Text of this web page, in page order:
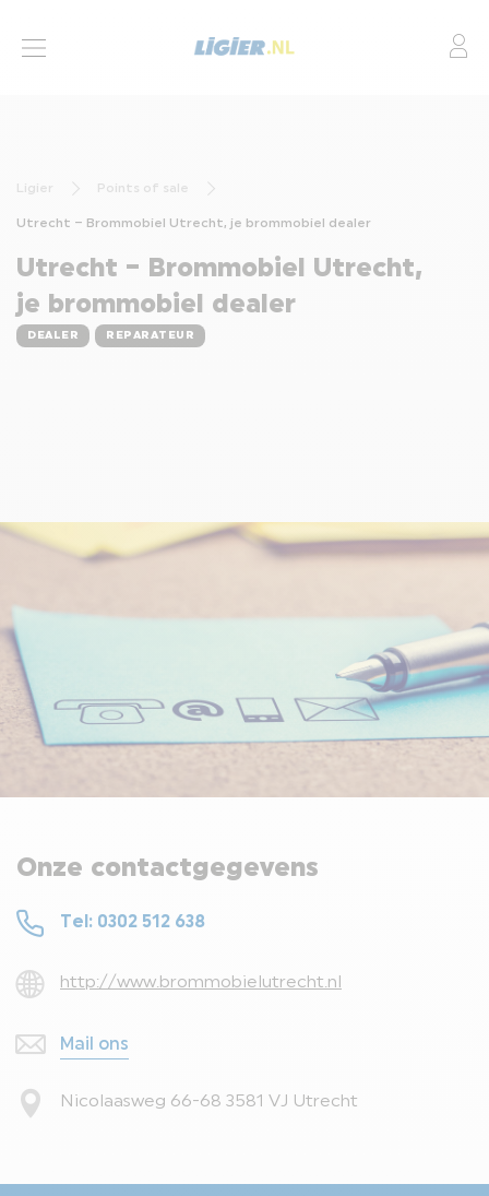
LEASING
SERVICES
DEALERS
DE L7-BROMMOBIEL
LIGIER GROUP
CONTACT
Ligier Points of sale
Utrecht – Brommobiel Utrecht, je brommobiel dealer
Utrecht – Brommobiel Utrecht,
je brommobiel dealer
DEALER REPARATEUR
Onze contactgegevens
Tel: 0302 512 638
http://www.brommobielutrecht.nl
Mail ons
Nicolaasweg 66-68 3581 VJ Utrecht